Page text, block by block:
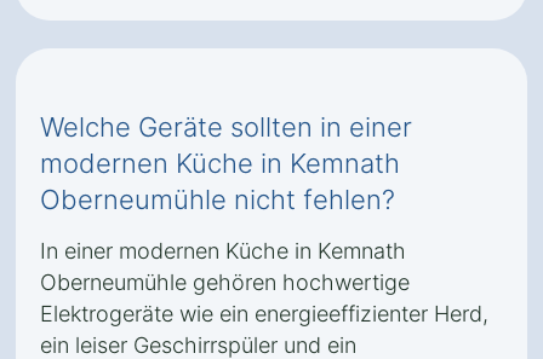
Welche Geräte sollten in einer
modernen Küche in Kemnath
Oberneumühle nicht fehlen?
In einer modernen Küche in Kemnath
Oberneumühle gehören hochwertige
Elektrogeräte wie ein energieeffizienter Herd,
ein leiser Geschirrspüler und ein